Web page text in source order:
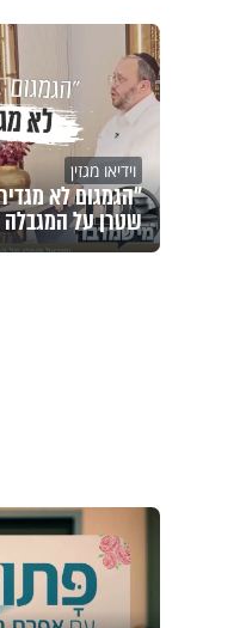
וידיאו מגזין
"הגמגום לא
שטרן על